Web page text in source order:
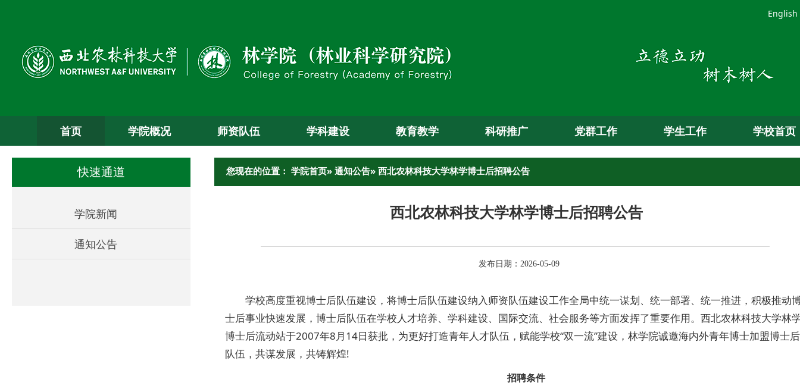
English
首页 学院概况 师资队伍 学科建设 教育教学 科研推广 党群工作 学生工作 学校首页
快速通道
学院新闻
通知公告
您现在的位置： 学院首页» 通知公告» 西北农林科技大学林学博士后招聘公告
西北农林科技大学林学博士后招聘公告
发布日期：2026-05-09
学校高度重视博士后队伍建设，将博士后队伍建设纳入师资队伍建设工作全局中统一谋划、统一部署、统一推进，积极推动
士后事业快速发展，博士后队伍在学校人才培养、学科建设、国际交流、社会服务等方面发挥了重要作用。西北农林科技大学林
博士后流动站于2007年8月14日获批，为更好打造青年人才队伍，赋能学校“双一流”建设，林学院诚邀海内外青年博士加盟博士后
队伍，共谋发展，共铸辉煌!
招聘条件